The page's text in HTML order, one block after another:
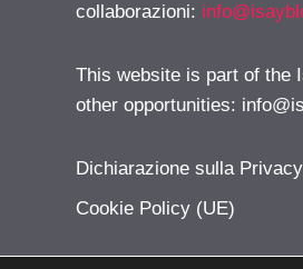
collaborazioni:
This website is part of the
other opportunities:
Dichiarazione sulla
Cookie Policy (UE)